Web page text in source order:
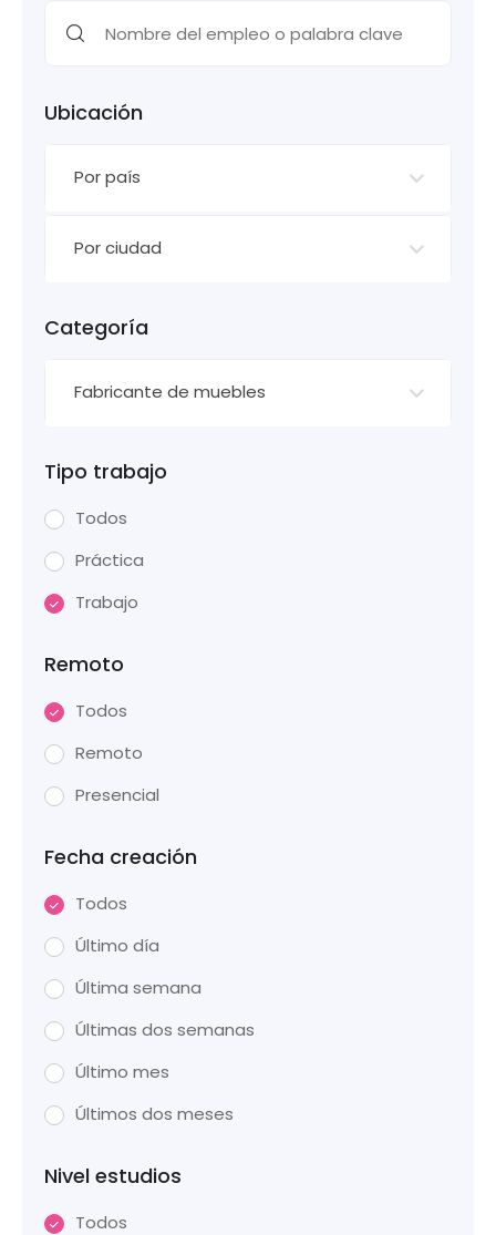
Ubicación
Por país
Por ciudad
Categoría
Fabricante de muebles
Tipo trabajo
Todos
Práctica
Trabajo
Remoto
Todos
Remoto
Presencial
Fecha creación
Todos
Último día
Última semana
Últimas dos semanas
Último mes
Últimos dos meses
Nivel estudios
Todos